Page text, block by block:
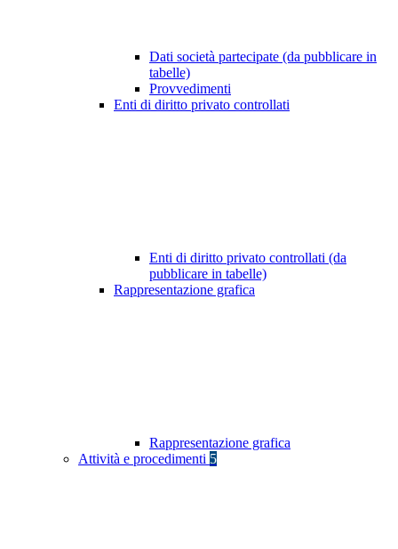
Dati società partecipate (da pubblicare in
tabelle)
Provvedimenti
Enti di diritto privato controllati
Enti di diritto privato controllati (da
pubblicare in tabelle)
Rappresentazione grafica
Rappresentazione grafica
Attività e procedimenti 5